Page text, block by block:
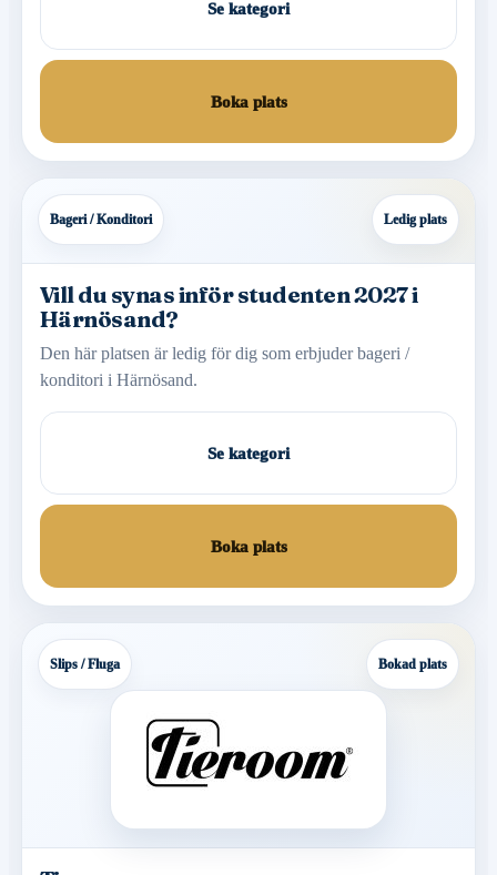
Se kategori
Boka plats
Bageri / Konditori Ledig plats
Vill du synas inför studenten 2027 i
Härnösand?
Den här platsen är ledig för dig som erbjuder bageri /
konditori i Härnösand.
Se kategori
Boka plats
Slips / Fluga Bokad plats